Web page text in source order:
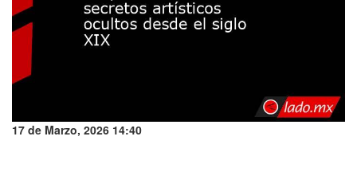
17 de Marzo, 2026 14:40